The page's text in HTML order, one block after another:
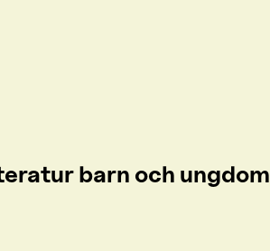
barn och ungdom